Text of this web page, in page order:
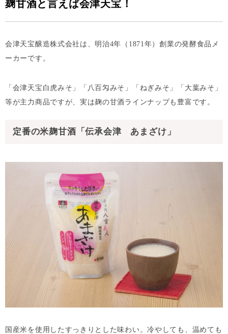
麹甘酒と言えば会津天宝！
会津天宝醸造株式会社は、明治4年（1871年）創業の発酵食品メ
ーカーです。
「会津天宝白虎みそ」「八百匁みそ」「ねぎみそ」「大葉みそ」
等が主力商品ですが、実は麹の甘酒ラインナップも豊富です。
定番の米麹甘酒「伝承会津 あまざけ」
国産米を使用したすっきりとした味わい。冷やしても、温めても